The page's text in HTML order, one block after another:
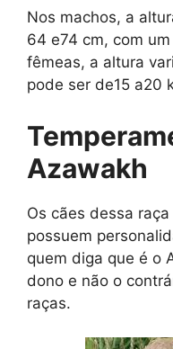
Nos machos, a
64 e74 cm, com
fêmeas, a altura
pode ser de15 a20
Azawakh
Os cães dessa
possuem
quem diga que é o
dono e não o
raças.